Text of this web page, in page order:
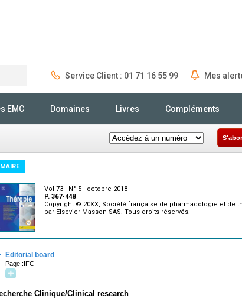
Service Client : 01 71 16 55 99 Mes
EMC Domaines Livres Compléments
Vol 73 - N° 5 - octobre 2018
P. 367-448
Copyright © 20XX, Société française de pharmacologie et de
par Elsevier Masson SAS. Tous droits réservés.
Editorial board
Page :IFC
Clinique/Clinical research